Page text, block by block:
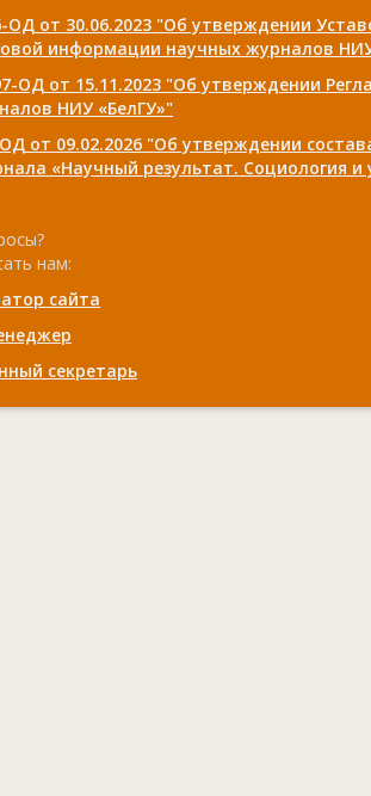
ОД от 30.06.2023 "Об утверждении
информации научных журналов
ОД от 15.11.2023 "Об утверждении
НИУ «БелГУ»"
от 09.02.2026 "Об утверждении
«Научный результат. Социология и
нам:
сайта
cекретарь